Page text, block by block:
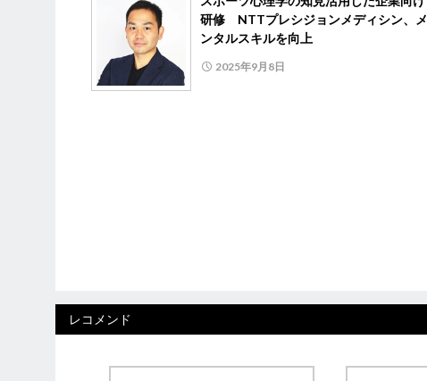
研修 NTTプレシジョンメディシン、メ
ンタルスキルを向上
2025年9月8日
レコメンド